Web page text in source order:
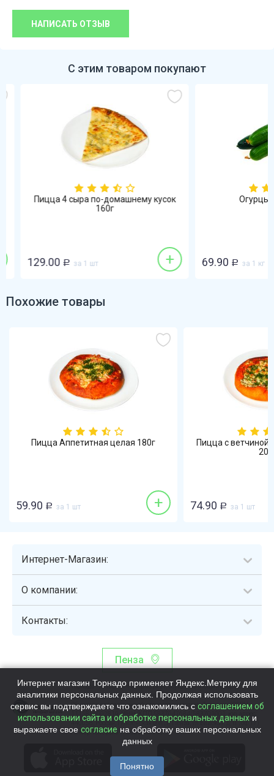
НАПИСАТЬ ОТЗЫВ
С этим товаром покупают
Пицца 4 сыра по-домашнему кусок
160г
129.00 за 1 шт +
Огурцы
69.90 Р за 1 кг
Похожие товары
Пицца Аппетитная целая 180г
59.90 Р за 1 шт +
Пицца с ветчиной
74.90 Р за 1 шт
Интернет-Магазин:
О компании:
Контакты:
Пенза
Торнадо - интернет-гипермаркет, осуществляющий сборку,
выдачу и доставку готовых наборов продуктов питания.
Общество с ограниченной ответственностью «Торнадо» (ОГРН
1115837002819, ИНН/КПП 5837047684/583701001, юр. адрес:
440058, Россия, Пензенская обл., г. Пенза, ул.Бийская, д.1Г, оф.17)
Номер телефона +78003339713
Интернет магазин Торнадо применяет Яндекс.Метрику для
аналитики персональных данных. Продолжая использовать
сервис вы подтверждаете что ознакомились с соглашением об
использовании сайта и обработке персональных данныхи
выражаете свое согласие на обработку ваших персональных
данных
Понятно